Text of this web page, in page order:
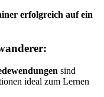
erfolgreich aufein
sind
ideal zum Lernen